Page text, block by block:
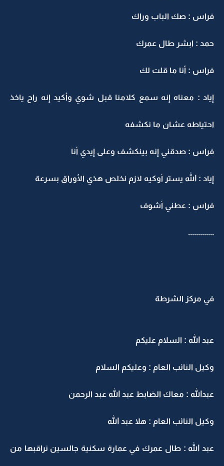
فراس : صك الباب وراك
حمد : ابشر طال عمرك
فراس : أنا ما قلت لك
إياد : معناه إنه سمع كلامنا قبل شوي وأكيد إنه راح ياخذ
احتياطه عشان ما نكشفه
فراس : صدقني إنه بينكشف وعلى إيدي أنا
إياد : الله يستر أوكيه لازم نخلص هذي الأوراق بسرعة
فراس : عطني أشوف
.............
في مركز الشرطة
عبد الله : السلام عليكم
وكيل النائب العام : وعليكم السلام
عبدالله : معاك الضابط عبد الله عبد الرحمن
وكيل النائب العام : هلا عبد الله
عبد الله : طال عمرك في عمارة سكنية جالسين نراقبها من